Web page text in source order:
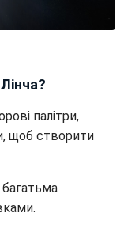
палітри,
щоб створити
багатьма